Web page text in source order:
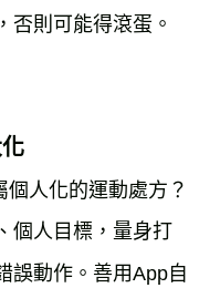
否則可能得滾蛋。
人化的運動處方？
個人目標，量身打
誤動作。善用App自